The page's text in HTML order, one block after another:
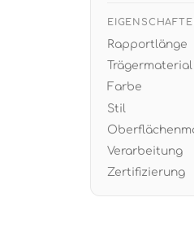
EINFACHE
trocken
Rapportlänge
Trägermaterial
Farbe
Stil
Verarbeitung
Zertifizierung